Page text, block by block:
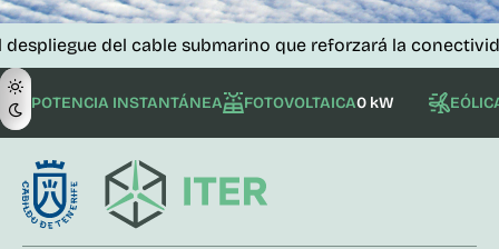
del cable submarino que reforzará la conectividad de
POTENCIA INSTANTÁNEA FOTOVOLTAICA0 kW